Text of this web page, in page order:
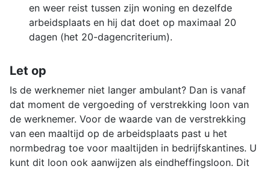
en weer reist tussen zijn woning en dezelfde
arbeidsplaats en hij dat doet op maximaal 20
dagen (het 20-dagencriterium).
Let op
Is de werknemer niet langer ambulant? Dan is vanaf
dat moment de vergoeding of verstrekking loon van
de werknemer. Voor de waarde van de verstrekking
van een maaltijd op de arbeidsplaats past u het
normbedrag toe voor maaltijden in bedrijfskantines. U
kunt dit loon ook aanwijzen als eindheffingsloon. Dit